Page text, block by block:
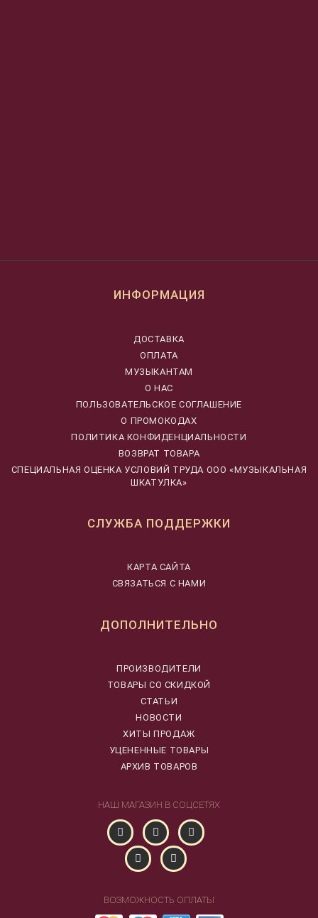
ИНФОРМАЦИЯ
ДОСТАВКА
ОПЛАТА
МУЗЫКАНТАМ
О НАС
ПОЛЬЗОВАТЕЛЬСКОЕ СОГЛАШЕНИЕ
О ПРОМОКОДАХ
ПОЛИТИКА КОНФИДЕНЦИАЛЬНОСТИ
ВОЗВРАТ ТОВАРА
CПЕЦИАЛЬНАЯ ОЦЕНКА УСЛОВИЙ ТРУДА ООО «МУЗЫКАЛЬНАЯ
ШКАТУЛКА»
СЛУЖБА ПОДДЕРЖКИ
КАРТА САЙТА
СВЯЗАТЬСЯ С НАМИ
ДОПОЛНИТЕЛЬНО
ПРОИЗВОДИТЕЛИ
ТОВАРЫ СО СКИДКОЙ
СТАТЬИ
НОВОСТИ
ХИТЫ ПРОДАЖ
УЦЕНЕННЫЕ ТОВАРЫ
АРХИВ ТОВАРОВ
НАШ МАГАЗИН В СОЦСЕТЯХ
ВОЗМОЖНОСТЬ ОПЛАТЫ